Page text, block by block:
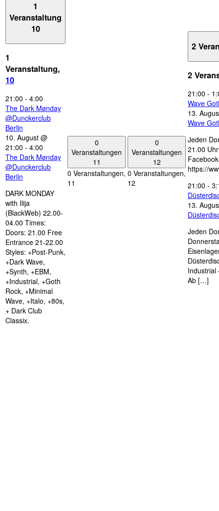
1
Veranstaltung
10
1
Veranstaltung,
10
21:00 - 4:00
The Dark Mønday
@Dunckerclub
Berlin
10. August @
21:00 - 4:00
The Dark Mønday
@Dunckerclub
Berlin
DARK MONDAY
with Ilija
(BlackWeb) 22.00-
04.00 Times:
Doors: 21.00 Free
Entrance 21-22.00
Styles: +Post-Punk,
+Dark Wave,
+Synth, +EBM,
+Industrial, +Goth
Rock, +Minimal
Wave, +Italo, +80s,
+ Dark Club
Classix.
0
Veranstaltungen
11
0 Veranstaltungen,
11
0
Veranstaltungen
12
0 Veranstaltungen,
12
2
2
21:00 -
Wave
13.
Wave
Jeden
21.00
https://
21:00 -
13.
Jeden
Industrial
Ab […]